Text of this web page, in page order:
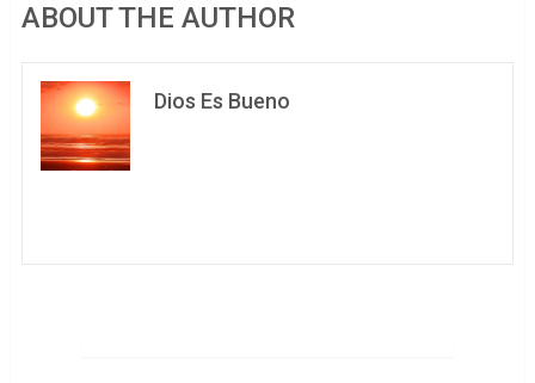
ABOUT THE AUTHOR
Dios Es Bueno